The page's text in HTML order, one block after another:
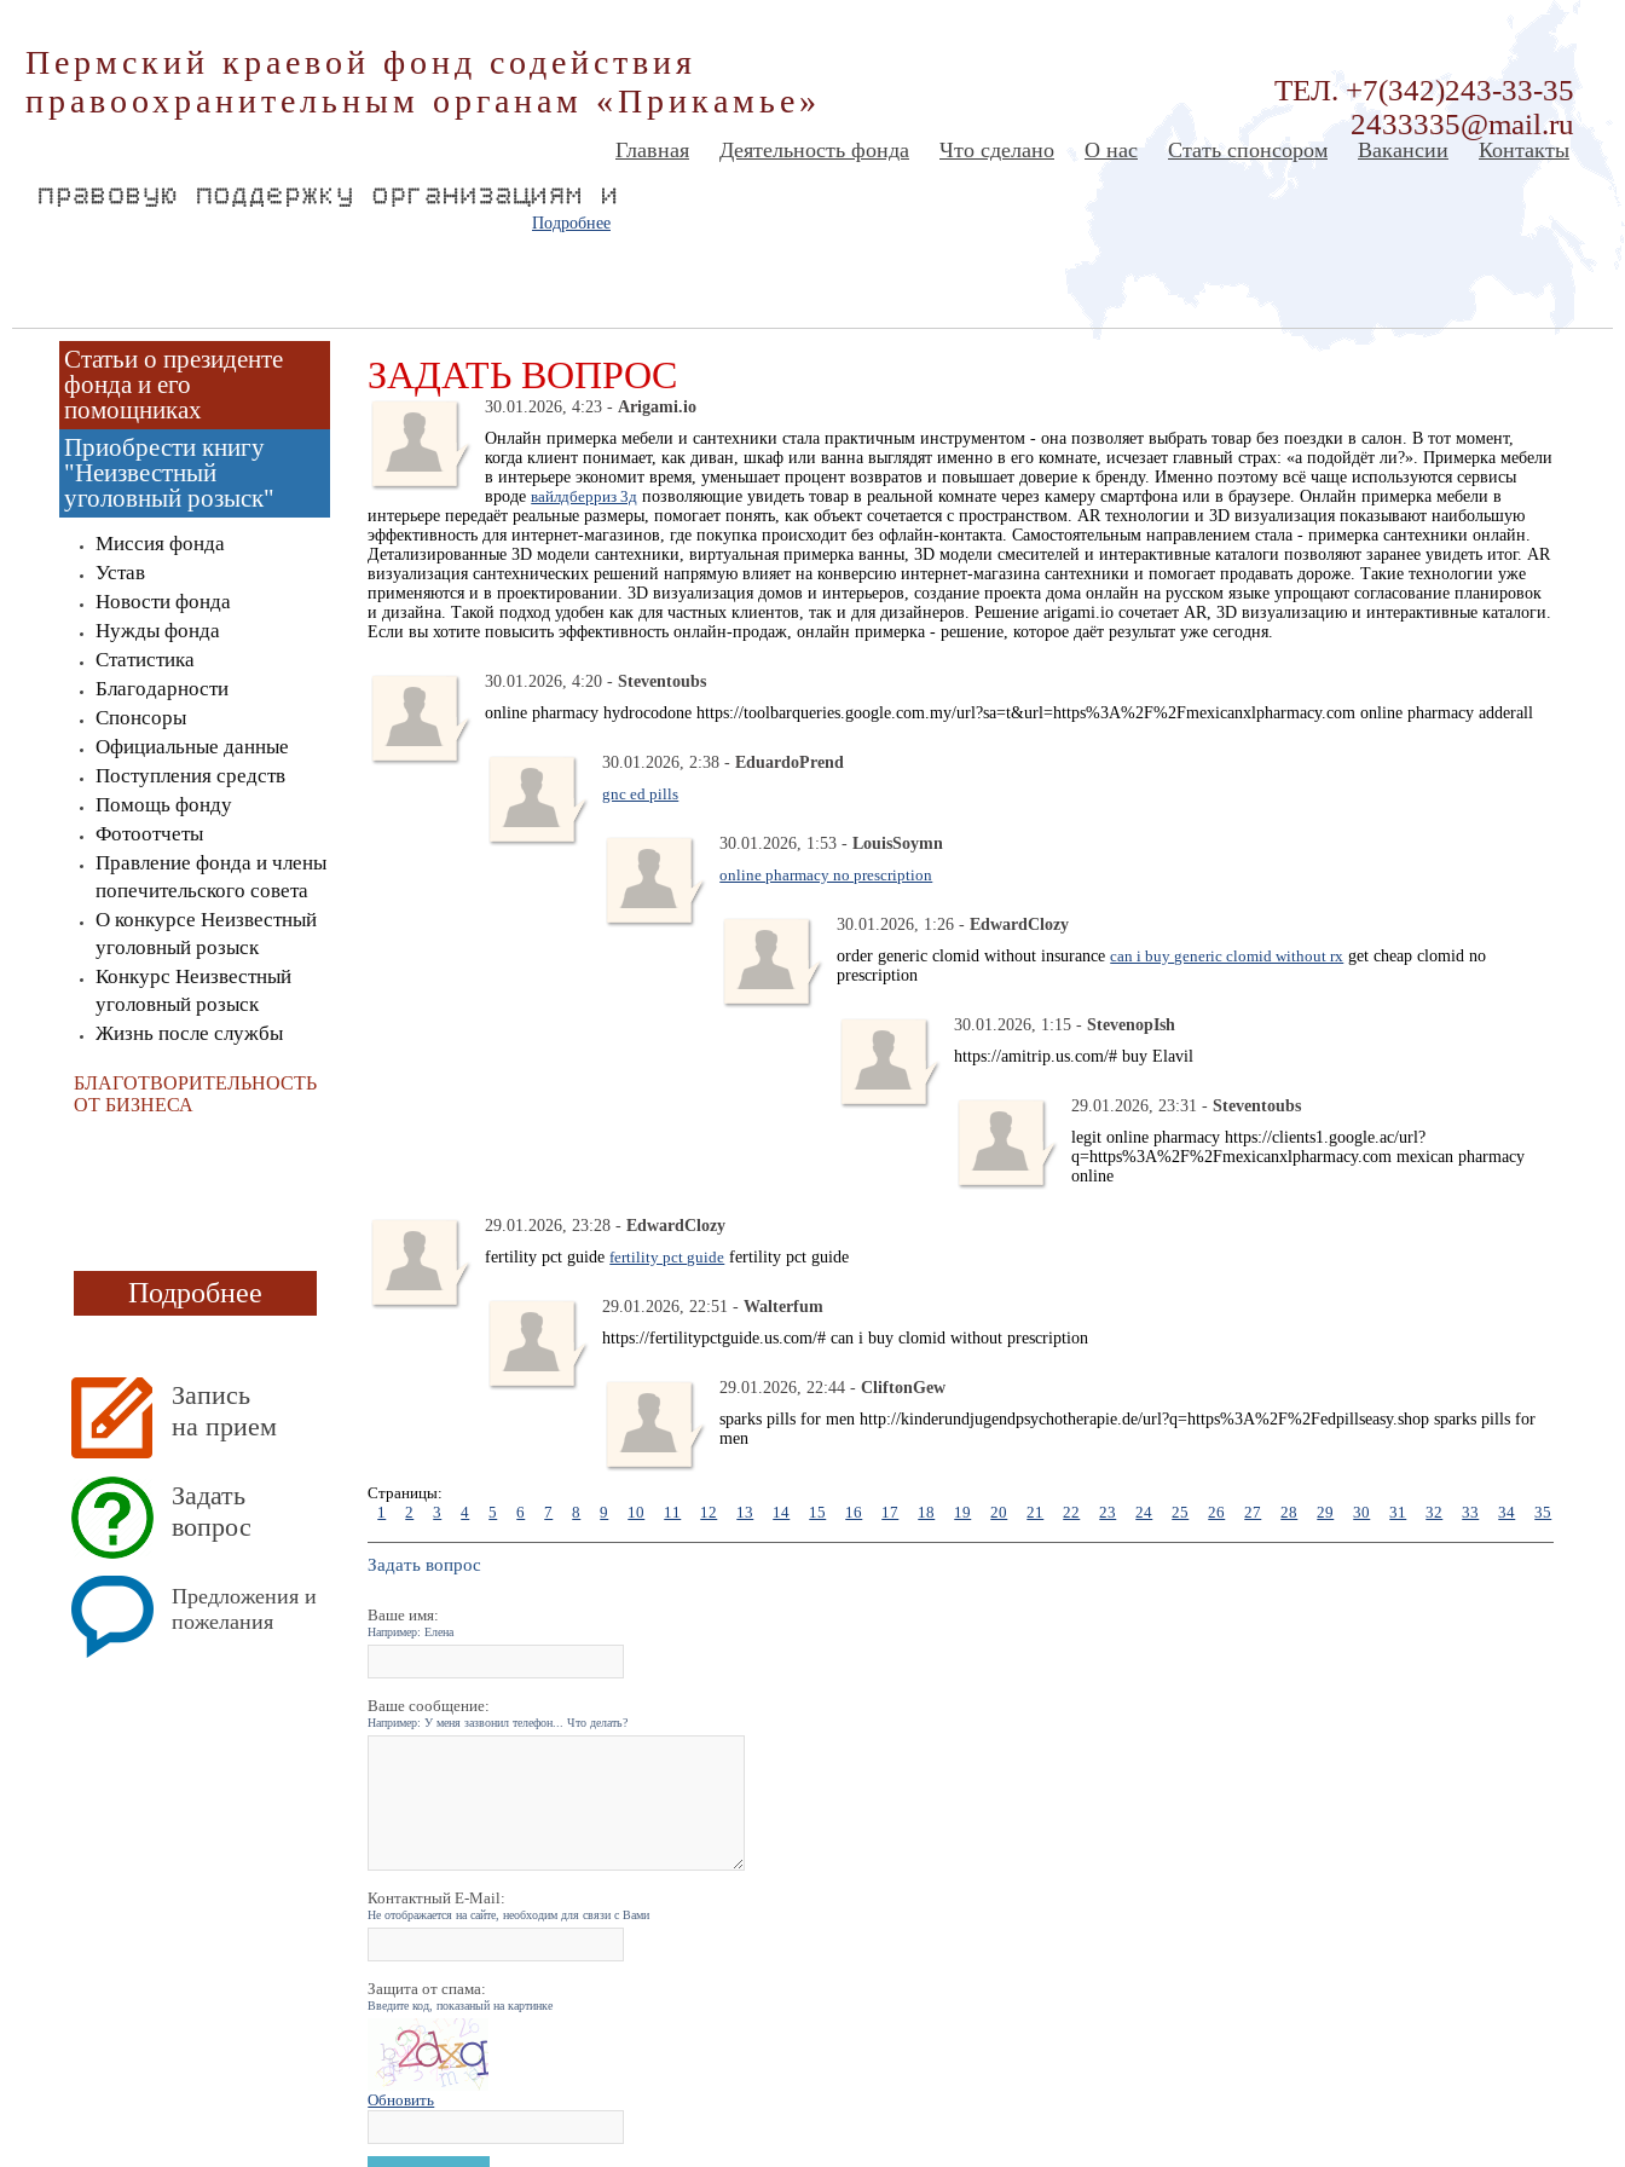
Пермский краевой фонд содействия
правоохранительным органам «Прикамье»
ТЕЛ. +7(342)243-33-35
2433335@mail.ru
Главная Деятельность фонда Что сделано О нас Стать спонсором Вакансии Контакты
Подробнее
Статьи о президенте
фонда и его
помощниках
Приобрести книгу
"Неизвестный
уголовный розыск"
Миссия фонда
Устав
Новости фонда
Нужды фонда
Статистика
Благодарности
Спонсоры
Официальные данные
Поступления средств
Помощь фонду
Фотоотчеты
Правление фонда и члены
попечительского совета
О конкурсе Неизвестный
уголовный розыск
Конкурс Неизвестный
уголовный розыск
Жизнь после службы
БЛАГОТВОРИТЕЛЬНОСТЬ
ОТ БИЗНЕСА
Подробнее
Запись
на прием
Задать
вопрос
Предложения и
пожелания
ЗАДАТЬ ВОПРОС
30.01.2026, 4:23 -Arigami.io
Онлайн примерка мебели и сантехники стала практичным инструментом - она позволяет выбрать товар без поездки в салон. В тот момент,
когда клиент понимает, как диван, шкаф или ванна выглядят именно в его комнате, исчезает главный страх: «а подойдёт ли?». Примерка мебели
в интерьере экономит время, уменьшает процент возвратов и повышает доверие к бренду. Именно поэтому всё чаще используются сервисы
вродевайлдберриз 3д позволяющие увидеть товар в реальной комнате через камеру смартфона или в браузере. Онлайн примерка мебели в
интерьере передаёт реальные размеры, помогает понять, как объект сочетается с пространством. AR технологии и 3D визуализация показывают наибольшую
эффективность для интернет-магазинов, где покупка происходит без офлайн-контакта. Самостоятельным направлением стала - примерка сантехники онлайн.
Детализированные 3D модели сантехники, виртуальная примерка ванны, 3D модели смесителей и интерактивные каталоги позволяют заранее увидеть итог. AR
визуализация сантехнических решений напрямую влияет на конверсию интернет-магазина сантехники и помогает продавать дороже. Такие технологии уже
применяются и в проектировании. 3D визуализация домов и интерьеров, создание проекта дома онлайн на русском языке упрощают согласование планировок
и дизайна. Такой подход удобен как для частных клиентов, так и для дизайнеров. Решение arigami.io сочетает AR, 3D визуализацию и интерактивные каталоги.
Если вы хотите повысить эффективность онлайн-продаж, онлайн примерка - решение, которое даёт результат уже сегодня.
30.01.2026, 4:20 -Steventoubs
online pharmacy hydrocodone https://toolbarqueries.google.com.my/url?sa=t&url=https%3A%2F%2Fmexicanxlpharmacy.com online pharmacy adderall
30.01.2026, 2:38 -EduardoPrend
gnc ed pills
30.01.2026, 1:53 -LouisSoymn
online pharmacy no prescription
30.01.2026, 1:26 -EdwardClozy
order generic clomid without insurancecan i buy generic clomid without rx get cheap clomid no
prescription
30.01.2026, 1:15 -StevenopIsh
https://amitrip.us.com/# buy Elavil
29.01.2026, 23:31 -Steventoubs
legit online pharmacy https://clients1.google.ac/url?
q=https%3A%2F%2Fmexicanxlpharmacy.com mexican pharmacy
online
29.01.2026, 23:28 -EdwardClozy
fertility pct guidefertility pct guide fertility pct guide
29.01.2026, 22:51 -Walterfum
https://fertilitypctguide.us.com/# can i buy clomid without prescription
29.01.2026, 22:44 -CliftonGew
sparks pills for men http://kinderundjugendpsychotherapie.de/url?q=https%3A%2F%2Fedpillseasy.shop sparks pills for
men
Страницы:
1
2 3 4 5 6 7 8 9 10 11 12 13 14 15 16 17 18 19 20 21 22 23 24 25 26 27 28 29 30 31 32 33 34 35
Задать вопрос
Ваше имя:
Например: Елена
Ваше сообщение:
Например: У меня зазвонил телефон... Что делать?
Контактный E-Mail:
Не отображается на сайте, необходим для связи с Вами
Защита от спама:
Введите код, показаный на картинке
Обновить